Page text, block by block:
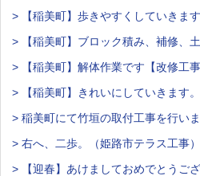
> 【稲美町】歩きやすくしていきま
> 【稲美町】ブロック積み、補修、
> 【稲美町】解体作業です【改修工
> 【稲美町】きれいにしていきます
> 稲美町にて竹垣の取付工事を行いま
> 右へ、二歩。（姫路市テラス工事）
> 【迎春】あけましておめでとうござ